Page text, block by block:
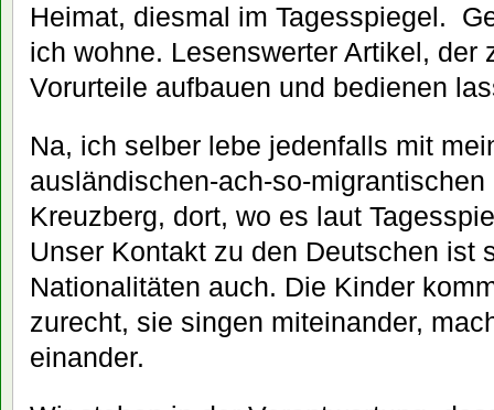
Heimat, diesmal im Tagesspiegel.
ich wohne. Lesenswerter Artikel, der
Vorurteile aufbauen und bedienen
Na, ich selber lebe jedenfalls mit
ausländischen-ach-so-
Kreuzberg, dort, wo es laut
Unser Kontakt zu den Deutschen ist
Nationalitäten auch. Die Kinder
zurecht, sie singen miteinander,
einander.